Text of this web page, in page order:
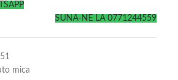
SUNA-NE LA 0771244559
mica